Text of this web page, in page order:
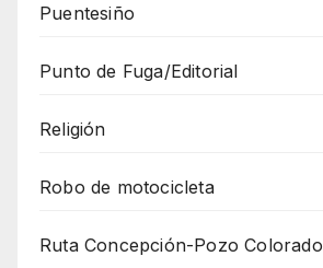
Puentesiño
Punto de Fuga/Editorial
Religión
Robo de motocicleta
Ruta Concepción-Pozo Colorado